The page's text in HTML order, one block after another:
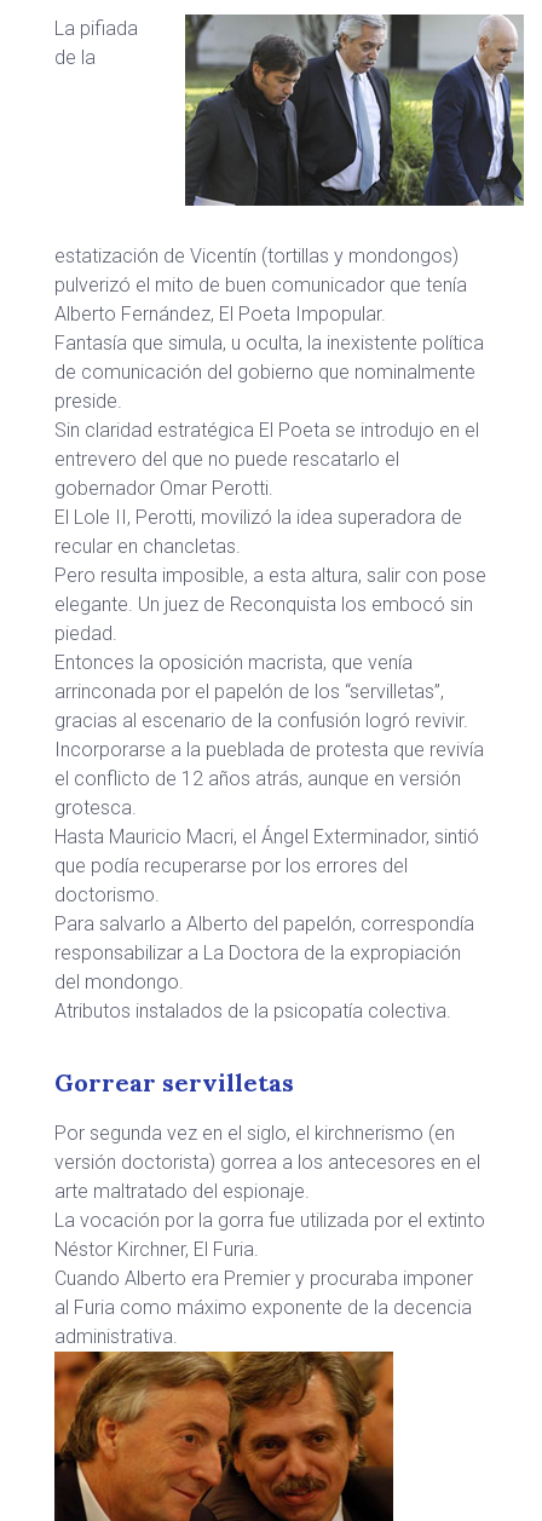
La pifiada
de la
estatización de Vicentín (tortillas y mondongos)
pulverizó el mito de buen comunicador que tenía
Alberto Fernández, El Poeta Impopular.
Fantasía que simula, u oculta, la inexistente política
de comunicación del gobierno que nominalmente
preside.
Sin claridad estratégica El Poeta se introdujo en el
entrevero del que no puede rescatarlo el
gobernador Omar Perotti.
El Lole II, Perotti, movilizó la idea superadora de
recular en chancletas.
Pero resulta imposible, a esta altura, salir con pose
elegante. Un juez de Reconquista los embocó sin
piedad.
Entonces la oposición macrista, que venía
arrinconada por el papelón de los “servilletas”,
gracias al escenario de la confusión logró revivir.
Incorporarse a la pueblada de protesta que revivía
el conflicto de 12 años atrás, aunque en versión
grotesca.
Hasta Mauricio Macri, el Ángel Exterminador, sintió
que podía recuperarse por los errores del
doctorismo.
Para salvarlo a Alberto del papelón, correspondía
responsabilizar a La Doctora de la expropiación
del mondongo.
Atributos instalados de la psicopatía colectiva.
Gorrear servilletas
Por segunda vez en el siglo, el kirchnerismo (en
versión doctorista) gorrea a los antecesores en el
arte maltratado del espionaje.
La vocación por la gorra fue utilizada por el extinto
Néstor Kirchner, El Furia.
Cuando Alberto era Premier y procuraba imponer
al Furia como máximo exponente de la decencia
administrativa.